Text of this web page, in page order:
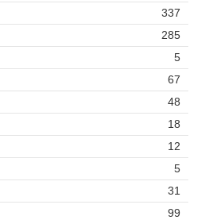
337
285
5
67
48
18
12
5
31
99